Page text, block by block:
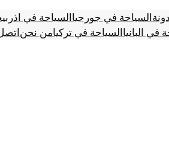
السياحة في جورجياالسياحة في
في البانياالسياحة في تركيامن نحن